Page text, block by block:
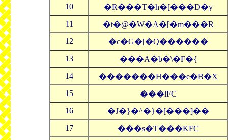
10
�R���T�h�[���D�y
11
�t�@�W�A�[�m���R
12
�c�G�[�Q������
13
���A�b�\�F�{
14
�������H���e�B�X
15
���lFC
16
�J�}�^�}�[���]��
17
���s�T���KFC